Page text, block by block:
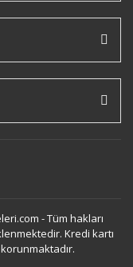
- Tüm hakları
Kredi kartı